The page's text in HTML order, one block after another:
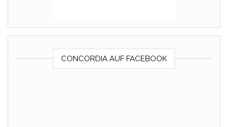
CONCORDIA AUF FACEBOOK